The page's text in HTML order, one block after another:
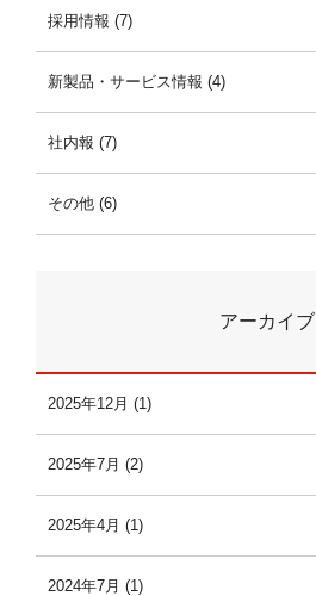
採用情報 (7)
新製品・サービス情報 (4)
社内報 (7)
その他 (6)
アーカイブ
2025年12月 (1)
2025年7月 (2)
2025年4月 (1)
2024年7月 (1)